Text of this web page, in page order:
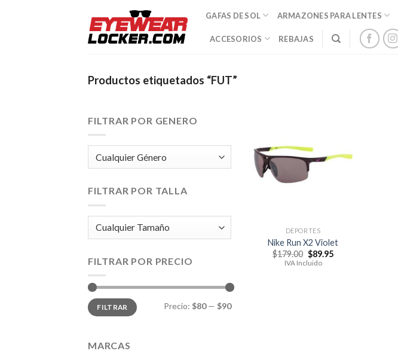
GAFAS DE SOL ARMAZONES PARA LENTES
ACCESORIOS REBAJAS
Productos etiquetados “FUT”
FILTRAR POR GENERO
FILTRAR POR TALLA
FILTRAR POR PRECIO
Precio
mínimo
Precio
máximo
FILTRAR Precio: $80— $90
MARCAS
DEPORTES
Nike Run X2 Violet
$179.00 El
precio
$89.95El
IVA Incluido